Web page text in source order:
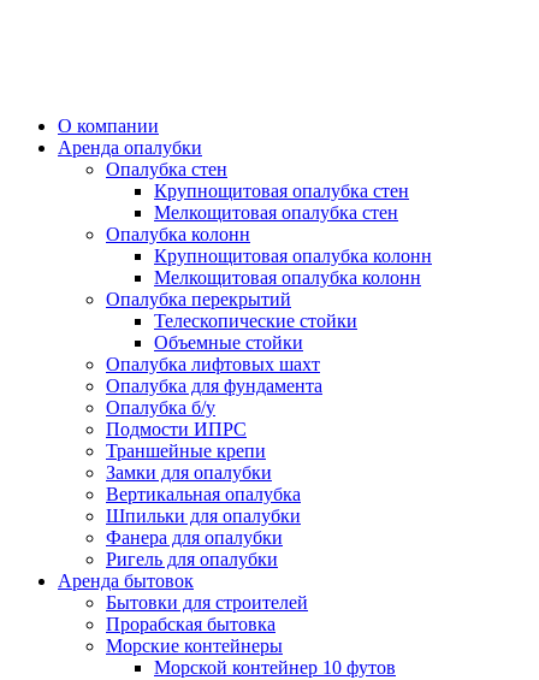
О компании
Аренда опалубки
Опалубка стен
Крупнощитовая опалубка стен
Мелкощитовая опалубка стен
Опалубка колонн
Крупнощитовая опалубка колонн
Мелкощитовая опалубка колонн
Опалубка перекрытий
Телескопические стойки
Объемные стойки
Опалубка лифтовых шахт
Опалубка для фундамента
Опалубка б/у
Подмости ИПРС
Траншейные крепи
Замки для опалубки
Вертикальная опалубка
Шпильки для опалубки
Фанера для опалубки
Ригель для опалубки
Аренда бытовок
Бытовки для строителей
Прорабская бытовка
Морские контейнеры
Морской контейнер 10 футов